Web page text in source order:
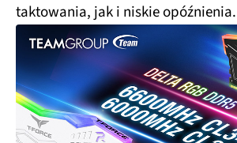
taktowania, jak i niskie opóźnienia.